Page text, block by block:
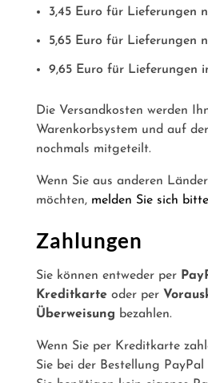
3,45 Euro für Lieferungen
5,65 Euro für Lieferungen
9,65 Euro für Lieferungen
Die Versandkosten werden
Warenkorbsystem und auf
nochmals mitgeteilt.
Wenn Sie aus anderen
möchten, melden Sie sich
Zahlungen
Sie können entweder per
Kreditkarteoder per
Überweisung bezahlen.
Wenn Sie per Kreditkarte
Sie bei der Bestellung PayPal